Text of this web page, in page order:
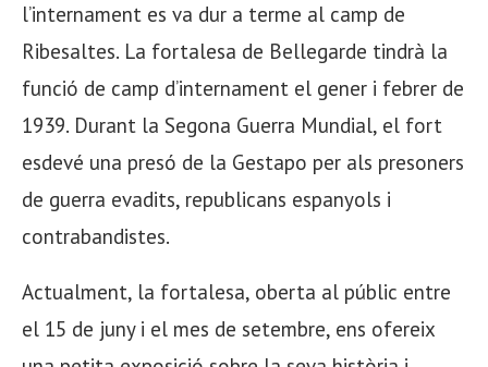
l’internament es va dur a terme al camp de
Ribesaltes. La fortalesa de Bellegarde tindrà la
funció de camp d’internament el gener i febrer de
1939. Durant la Segona Guerra Mundial, el fort
esdevé una presó de la Gestapo per als presoners
de guerra evadits, republicans espanyols i
contrabandistes.
Actualment, la fortalesa, oberta al públic entre
el 15 de juny i el mes de setembre, ens ofereix